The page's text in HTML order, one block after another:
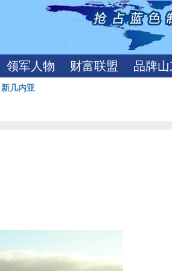
领军人物 财富联盟 品牌
新几内亚